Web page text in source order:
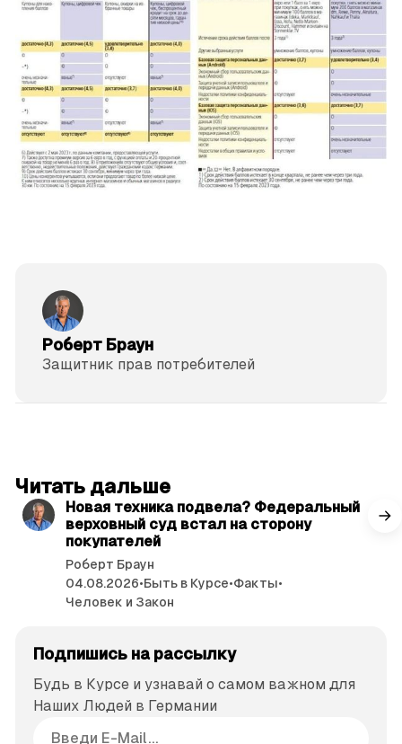
Роберт Браун
Защитник прав потре­бителей
Читать дальше
Новая техника подвела? Федеральный
верховный суд встал на сторону
покупателей
Роберт Браун
04.08.2026•Быть в Курсе•Факты•
Человек и Закон
Подпишись на рассылку
Будь в Курсе и узнавай о самом важном для
Наших Людей в Германии